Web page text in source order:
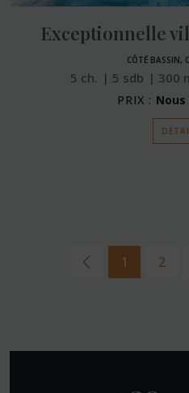
Exceptionnelle
CÔTÉ BASSIN,
5 ch. 5 sdb 300
PRIX :
1 2